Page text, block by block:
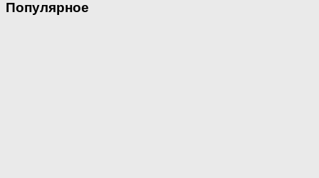
Популярное